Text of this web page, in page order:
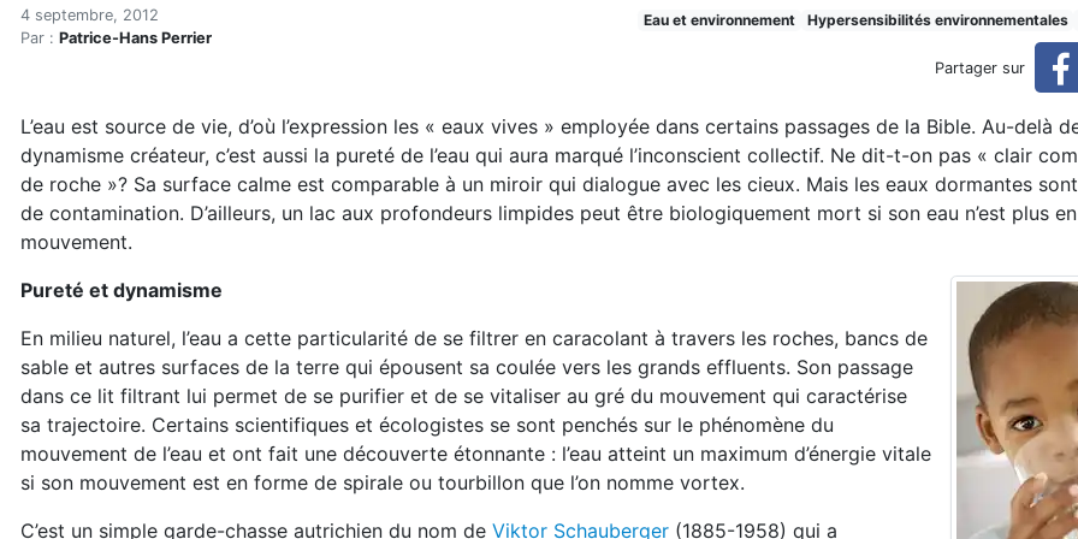
Accueil
Articles
Eaux vives : l’énergie subtile en action dans le processus de régénération de l’eau
Eaux vives : l’énergie subtile en action dans le
4 septembre, 2012
Par : Patrice-Hans Perrier
Eau et environnement Hypersensibilités environnementales
Partager sur
L’eau est source de vie, d’où l’expression les « eaux vives » employée dans certains passages de la Bible. Au-delà
dynamisme créateur, c’est aussi la pureté de l’eau qui aura marqué l’inconscient collectif. Ne dit-t-on pas « clair
de roche »? Sa surface calme est comparable à un miroir qui dialogue avec les cieux. Mais les eaux dormantes
de contamination. D’ailleurs, un lac aux profondeurs limpides peut être biologiquement mort si son eau n’est plus en
mouvement.
Pureté et dynamisme
En milieu naturel, l’eau a cette particularité de se filtrer en caracolant à travers les roches, bancs de
sable et autres surfaces de la terre qui épousent sa coulée vers les grands effluents. Son passage
dans ce lit filtrant lui permet de se purifier et de se vitaliser au gré du mouvement qui caractérise
sa trajectoire. Certains scientifiques et écologistes se sont penchés sur le phénomène du
mouvement de l’eau et ont fait une découverte étonnante : l’eau atteint un maximum d’énergie vitale
si son mouvement est en forme de spirale ou tourbillon que l’on nomme vortex.
C’est un simple garde-chasse autrichien du nom de Viktor Schauberger (1885-1958) qui a